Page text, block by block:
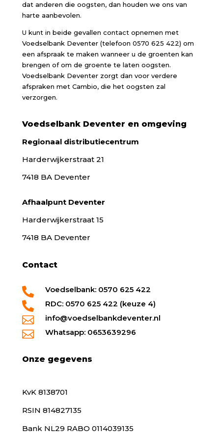
dat anderen die oogsten, dan houden we ons van
harte aanbevolen.
U kunt in beide gevallen contact opnemen met
Voedselbank Deventer (telefoon 0570 625 422) om
een afspraak te maken wanneer u de groenten kan
brengen of om de groente te laten oogsten.
Voedselbank Deventer zorgt dan voor verdere
afspraken met Cambio, die het oogsten zal
verzorgen.
Voedselbank Deventer en omgeving
Regionaal distributiecentrum
Harderwijkerstraat 21
7418 BA Deventer
Afhaalpunt Deventer
Harderwijkerstraat 15
7418 BA Deventer
Contact
 Voedselbank: 0570 625 422
 RDC: 0570 625 422 (keuze 4)
 info@voedselbankdeventer.nl
 Whatsapp: 0653639296
Onze gegevens
KvK 8138701
RSIN 814827135
Bank NL29 RABO 0114039135